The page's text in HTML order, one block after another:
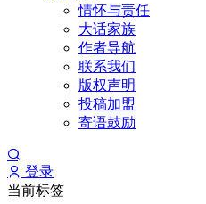
情怀与责任
大话家族
作者导航
联系我们
版权声明
投稿加盟
寄语鼓励
登录
当前标签